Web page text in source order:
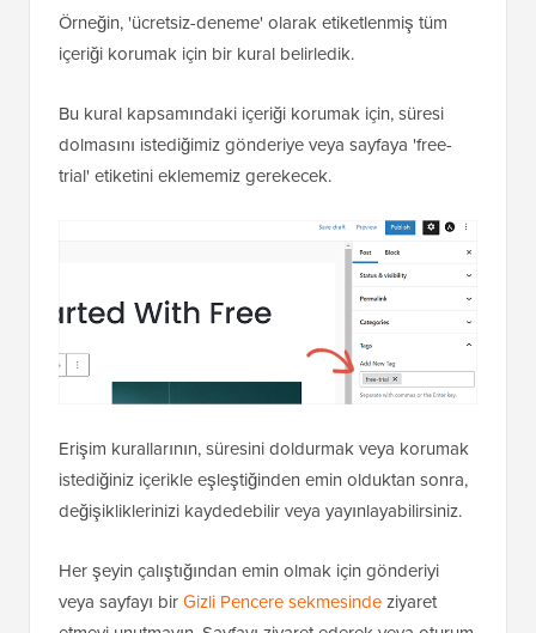
Örneğin, 'ücretsiz-deneme' olarak etiketlenmiş tüm
içeriği korumak için bir kural belirledik.
Bu kural kapsamındaki içeriği korumak için, süresi
dolmasını istediğimiz gönderiye veya sayfaya 'free-
trial' etiketini eklememiz gerekecek.
Erişim kurallarının, süresini doldurmak veya korumak
istediğiniz içerikle eşleştiğinden emin olduktan sonra,
değişikliklerinizi kaydedebilir veya yayınlayabilirsiniz.
Her şeyin çalıştığından emin olmak için gönderiyi
veya sayfayı birGizli Pencere sekmesindeziyaret